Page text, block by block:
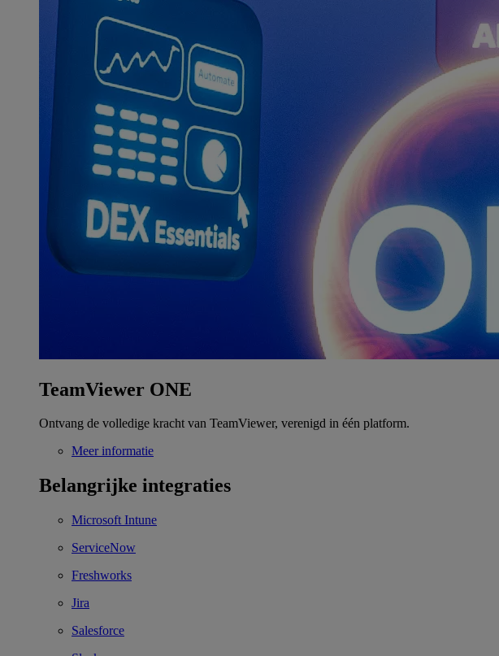
TeamViewer ONE
Ontvang de volledige kracht van TeamViewer, verenigd in één platform.
Meer informatie
Belangrijke integraties
Microsoft Intune
ServiceNow
Freshworks
Jira
Salesforce